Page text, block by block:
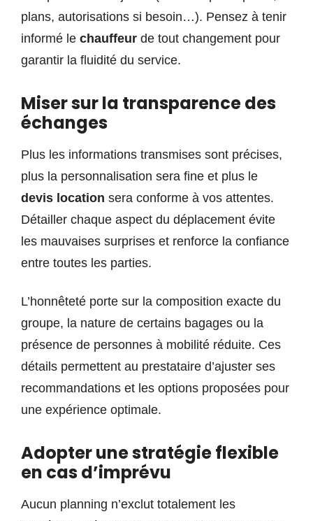
plans, autorisations si besoin…). Pensez à tenir
informé le chauffeur de tout changement pour
garantir la fluidité du service.
Miser sur la transparence des
échanges
Plus les informations transmises sont précises,
plus la personnalisation sera fine et plus le
devis location sera conforme à vos attentes.
Détailler chaque aspect du déplacement évite
les mauvaises surprises et renforce la confiance
entre toutes les parties.
L’honnêteté porte sur la composition exacte du
groupe, la nature de certains bagages ou la
présence de personnes à mobilité réduite. Ces
détails permettent au prestataire d’ajuster ses
recommandations et les options proposées pour
une expérience optimale.
Adopter une stratégie flexible
en cas d’imprévu
Aucun planning n’exclut totalement les